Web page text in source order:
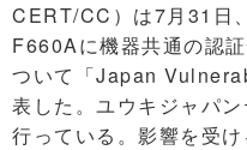
CERT/CC）は7月31日
F660Aに機器共通の認
ついて「Japan
表した。ユウキジャパ
行っている。影響を受け